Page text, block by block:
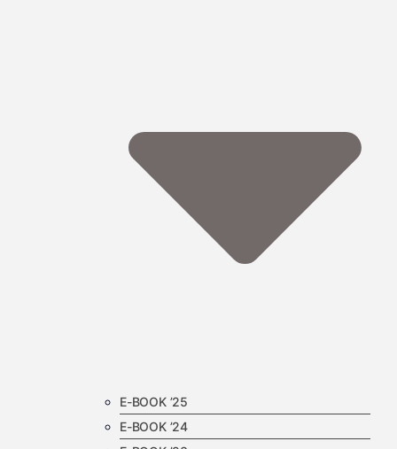
E-BOOK ’25
E-BOOK ’24